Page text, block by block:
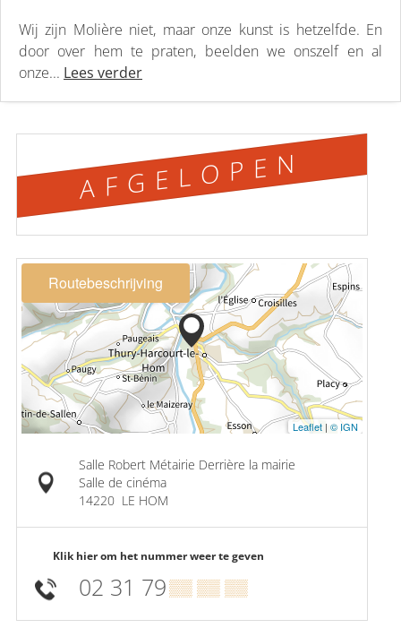
Wij zijn Molière niet, maar onze kunst is hetzelfde. En
door over hem te praten, beelden we onszelf en al
onze... Lees verder
AFGELOPEN
Routebeschrijving
Leaflet | © IGN
Salle Robert Métairie Derrière la mairie
Salle de cinéma
14220 LE HOM
Klik hier om het nummer weer te geven
02 31 79▒▒ ▒▒ ▒▒